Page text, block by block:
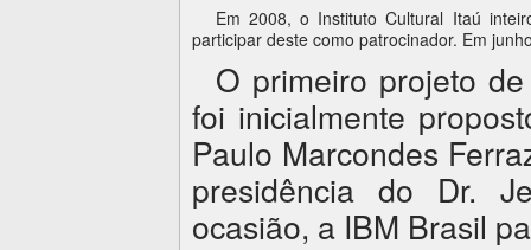
Em 2008, o Instituto Cultural Itaú
participar deste como patrocinador. Em
O primeiro projeto
foi inicialmente
Paulo Marcondes
presidência do Dr.
ocasião, a IBM Brasil